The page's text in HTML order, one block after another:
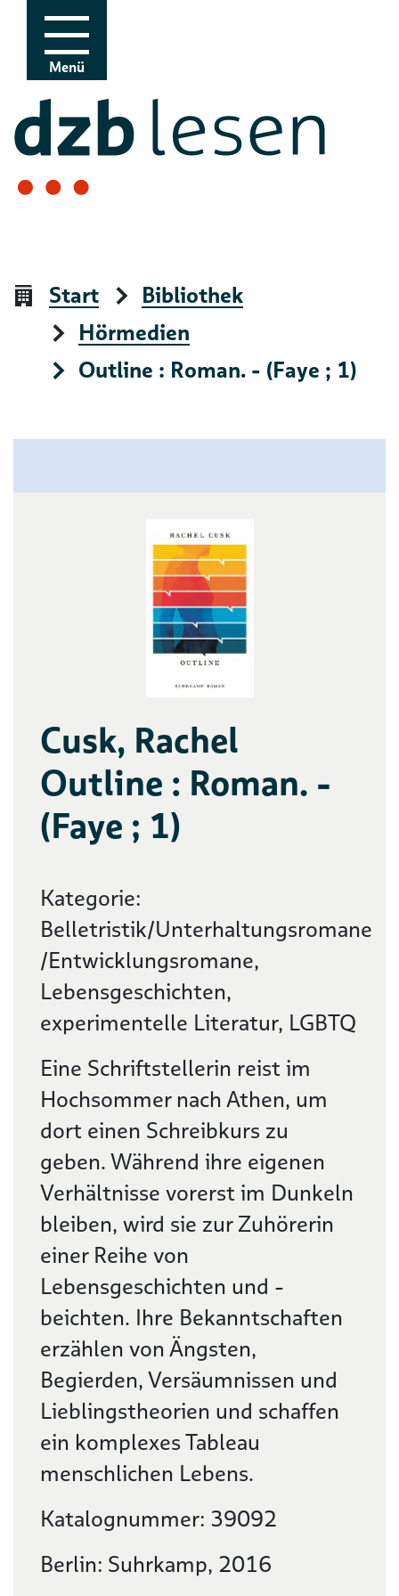
Zur Navigation
Zum Inhalt
Menü
Start
Bibliothek
Hörmedien
Outline : Roman. - (Faye ; 1)
Cusk, Rachel
Outline : Roman. -
(Faye ; 1)
Kategorie:
Belletristik/Unterhaltungsromane
/Entwicklungsromane,
Lebensgeschichten,
experimentelle Literatur, LGBTQ
Eine Schriftstellerin reist im
Hochsommer nach Athen, um
dort einen Schreibkurs zu
geben. Während ihre eigenen
Verhältnisse vorerst im Dunkeln
bleiben, wird sie zur Zuhörerin
einer Reihe von
Lebensgeschichten und -
beichten. Ihre Bekanntschaften
erzählen von Ängsten,
Begierden, Versäumnissen und
Lieblingstheorien und schaffen
ein komplexes Tableau
menschlichen Lebens.
Katalognummer: 39092
Berlin: Suhrkamp, 2016